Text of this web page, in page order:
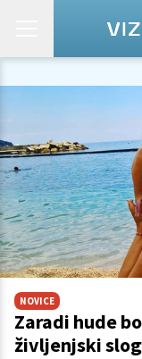
NOVICE
Zaradi hude
življenjski slog